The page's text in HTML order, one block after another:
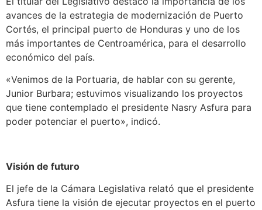
avances de la estrategia de modernización de Puerto
Cortés, el principal puerto de Honduras y uno de los
más importantes de Centroamérica, para el desarrollo
económico del país.
«Venimos de la Portuaria, de hablar con su gerente,
Junior Burbara; estuvimos visualizando los proyectos
que tiene contemplado el presidente Nasry Asfura para
poder potenciar el puerto», indicó.
Visión de futuro
El jefe de la Cámara Legislativa relató que el presidente
Asfura tiene la visión de ejecutar proyectos en el puerto